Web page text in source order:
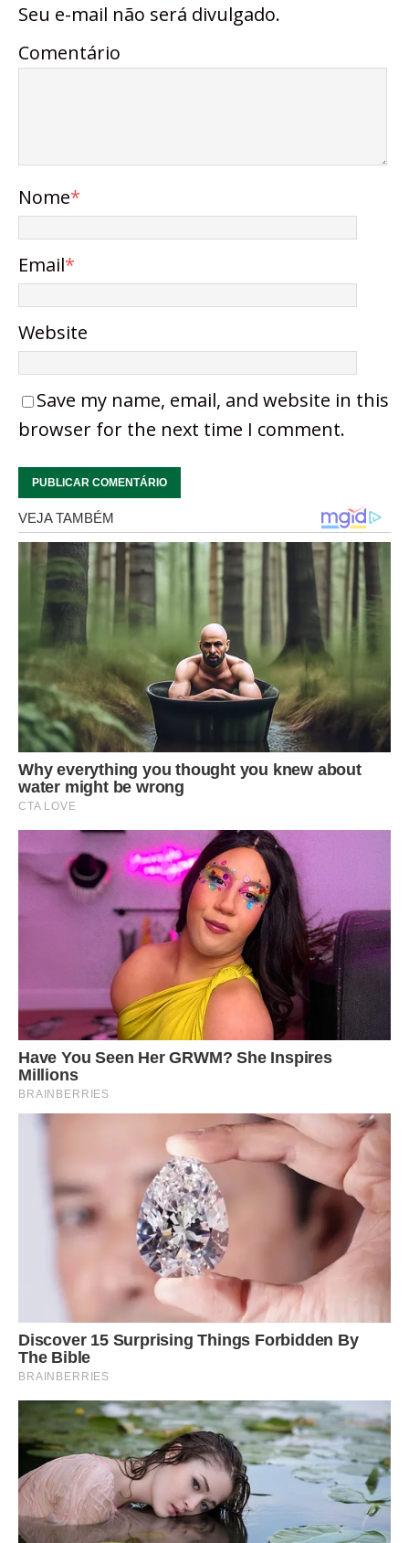
Seu e-mail não será divulgado.
Comentário
Nome*
Email*
Website
Save my name, email, and website in this
browser for the next time I comment.